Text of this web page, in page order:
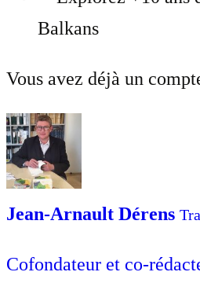
Balkans
Vous avez déjà un
Jean-Arnault Dérens
Cofondateur et co-